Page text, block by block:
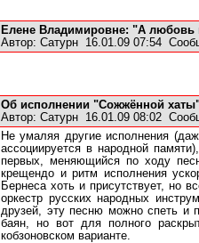
Елене Владимировне: "А любовь
Автор: Сатурн 16.01.09 07:54
Об исполнении "Сожжённой
Автор: Сатурн 16.01.09 08:02
Не умаляя другие исполнения
ассоциируется в народной
первых, меняющийся по ходу
крещендо и ритм исполнения
Бернеса хоть и присутствует, но
оркестр русских народных
друзей, эту песню можно спеть и
баян, но вот для полного
кобзоновском варианте.